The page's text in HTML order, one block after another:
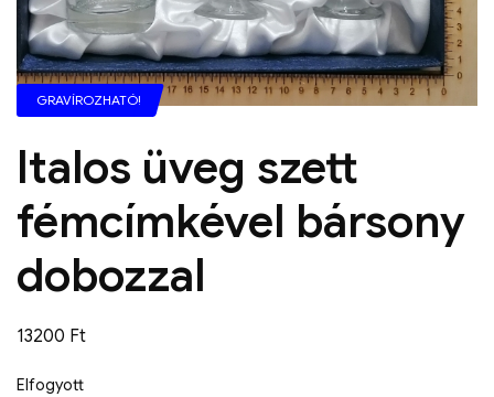
GRAVÍROZHATÓ!
Italos üveg szett
fémcímkével bársony
dobozzal
13200 Ft
Elfogyott